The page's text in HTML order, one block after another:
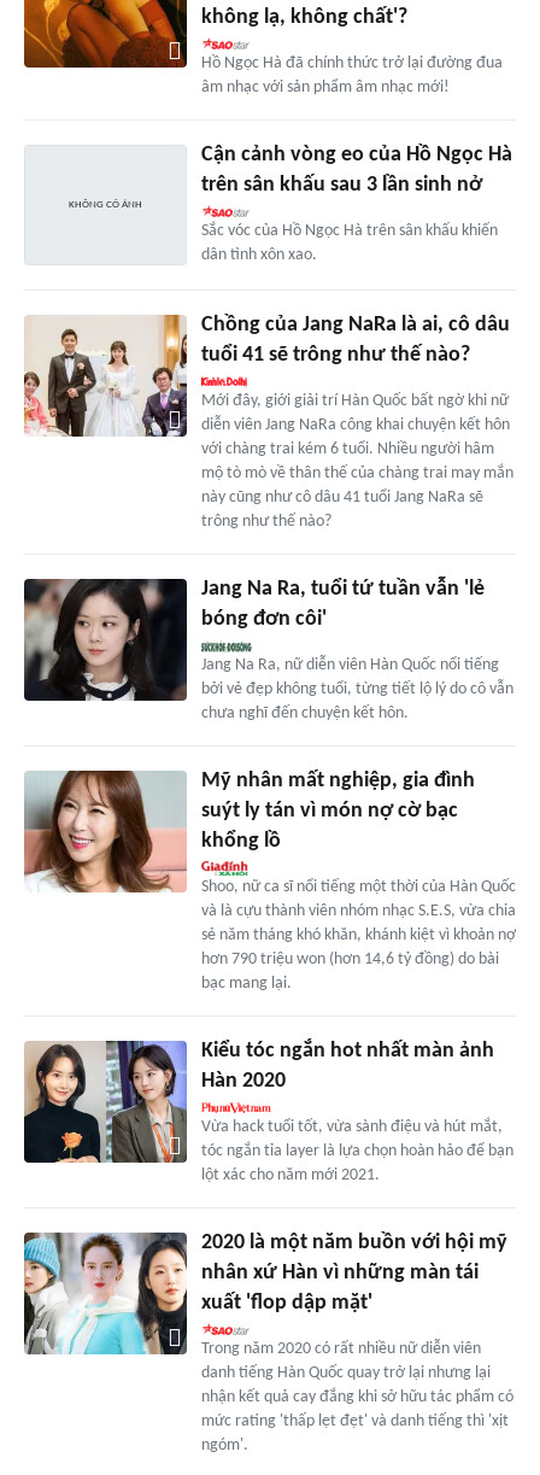
không lạ, không chất'?
Hồ Ngọc Hà đã chính thức trở lại đường đua
âm nhạc với sản phẩm âm nhạc mới!
Cận cảnh vòng eo của Hồ Ngọc Hà
trên sân khấu sau 3 lần sinh nở
Sắc vóc của Hồ Ngọc Hà trên sân khấu khiến
dân tình xôn xao.
Chồng của Jang NaRa là ai, cô dâu
tuổi 41 sẽ trông như thế nào?
Mới đây, giới giải trí Hàn Quốc bất ngờ khi nữ
diễn viên Jang NaRa công khai chuyện kết hôn
với chàng trai kém 6 tuổi. Nhiều người hâm
mộ tò mò về thân thế của chàng trai may mắn
này cũng như cô dâu 41 tuổi Jang NaRa sẽ
trông như thế nào?
Jang Na Ra, tuổi tứ tuần vẫn 'lẻ
bóng đơn côi'
Jang Na Ra, nữ diễn viên Hàn Quốc nổi tiếng
bởi vẻ đẹp không tuổi, từng tiết lộ lý do cô vẫn
chưa nghĩ đến chuyện kết hôn.
Mỹ nhân mất nghiệp, gia đình
suýt ly tán vì món nợ cờ bạc
khổng lồ
Shoo, nữ ca sĩ nổi tiếng một thời của Hàn Quốc
và là cựu thành viên nhóm nhạc S.E.S, vừa chia
sẻ năm tháng khó khăn, khánh kiệt vì khoản nợ
hơn 790 triệu won (hơn 14,6 tỷ đồng) do bài
bạc mang lại.
Kiểu tóc ngắn hot nhất màn ảnh
Hàn 2020
Vừa hack tuổi tốt, vừa sành điệu và hút mắt,
tóc ngắn tỉa layer là lựa chọn hoàn hảo để bạn
lột xác cho năm mới 2021.
2020 là một năm buồn với hội mỹ
nhân xứ Hàn vì những màn tái
xuất 'flop dập mặt'
Trong năm 2020 có rất nhiều nữ diễn viên
danh tiếng Hàn Quốc quay trở lại nhưng lại
nhận kết quả cay đắng khi sở hữu tác phẩm có
mức rating 'thấp lẹt đẹt' và danh tiếng thì 'xịt
ngóm'.